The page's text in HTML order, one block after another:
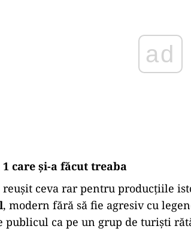
1 care și-a făcut treaba
reușit ceva rar pentru producțiile
, modern fără să fie agresiv cu
publicul ca pe un grup de turiști